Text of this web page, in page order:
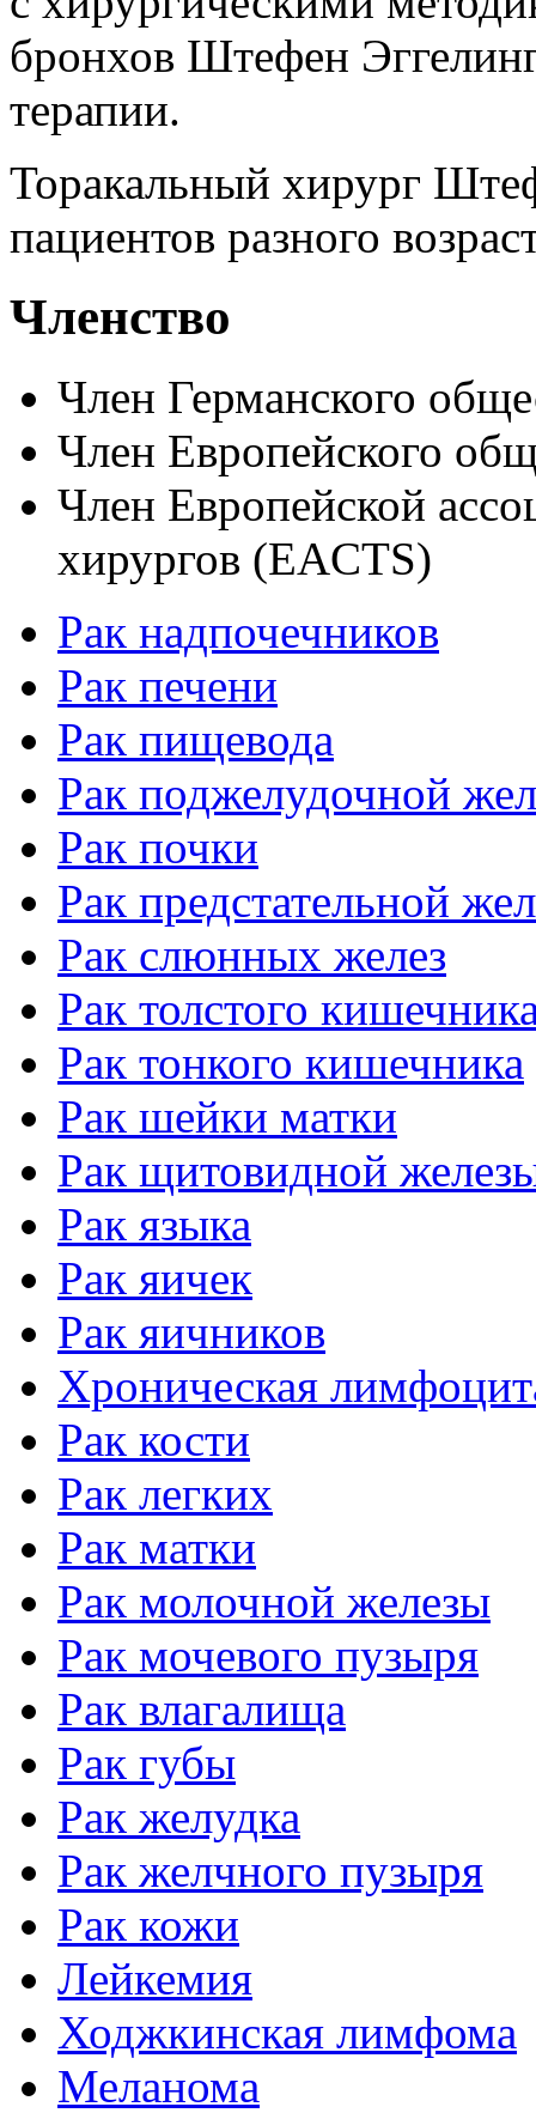
бронхов Штефен
терапии.
Торакальный хирург
пациентов разного
Членство
Член Германского
Член Европейского
Член Европейской
хирургов (EACTS)
Рак надпочечников
Рак печени
Рак пищевода
Рак поджелудочной
Рак почки
Рак предстательной
Рак слюнных желез
Рак толстого
Рак тонкого кишечника
Рак шейки матки
Рак щитовидной
Рак языка
Рак яичек
Рак яичников
Хроническая
Рак кости
Рак легких
Рак матки
Рак молочной железы
Рак мочевого пузыря
Рак влагалища
Рак губы
Рак желудка
Рак желчного пузыря
Рак кожи
Лейкемия
Ходжкинская лимфома
Меланома